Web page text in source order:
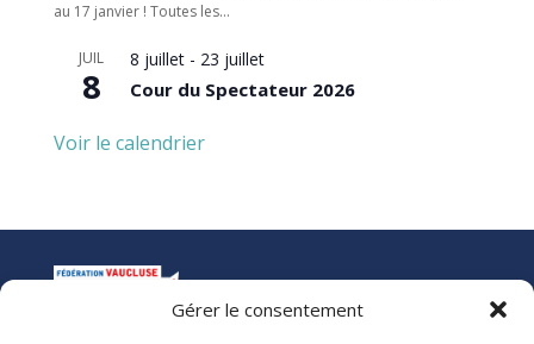
Gérer le consentement
au 17 janvier ! Toutes les...
JUIL
8
8 juillet- 23 juillet
Cour du Spectateur 2026
Voir le calendrier